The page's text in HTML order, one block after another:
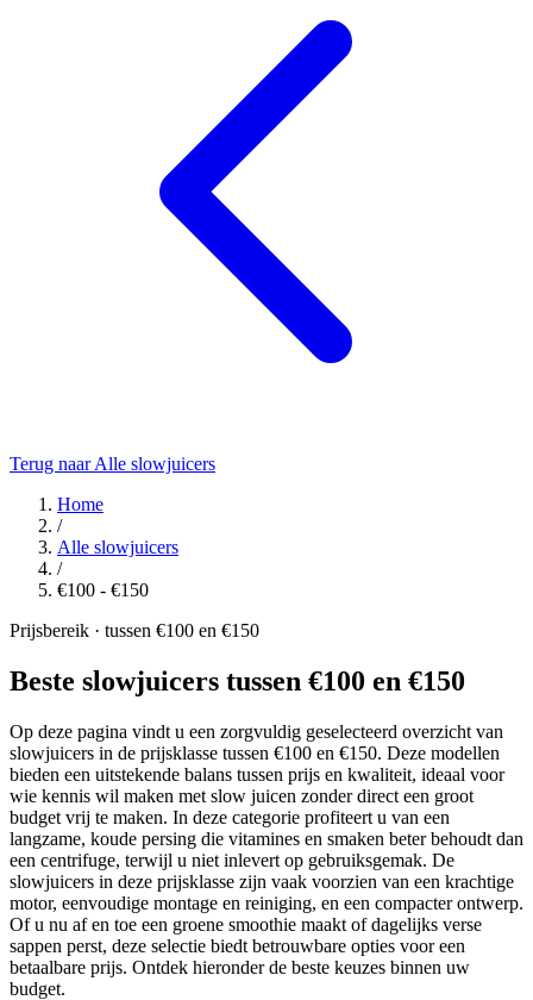
Terug naar Alle slowjuicers
Home
/
Alle slowjuicers
/
€100 - €150
Prijsbereik · tussen €100 en €150
Beste slowjuicers tussen €100 en €150
Op deze pagina vindt u een zorgvuldig geselecteerd overzicht van
slowjuicers in de prijsklasse tussen €100 en €150. Deze modellen
bieden een uitstekende balans tussen prijs en kwaliteit, ideaal voor
wie kennis wil maken met slow juicen zonder direct een groot
budget vrij te maken. In deze categorie profiteert u van een
langzame, koude persing die vitamines en smaken beter behoudt dan
een centrifuge, terwijl u niet inlevert op gebruiksgemak. De
slowjuicers in deze prijsklasse zijn vaak voorzien van een krachtige
motor, eenvoudige montage en reiniging, en een compacter ontwerp.
Of u nu af en toe een groene smoothie maakt of dagelijks verse
sappen perst, deze selectie biedt betrouwbare opties voor een
betaalbare prijs. Ontdek hieronder de beste keuzes binnen uw
budget.